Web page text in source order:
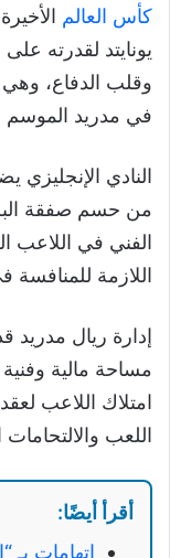
كأس العالم
يونايتد لقدرته
وقلب الدفاع، وهي
في مدريد الموسم
النادي
من حسم صفقة
الفني في اللاعب
اللازمة للمنافسة
إدارة ريال مدريد
مساحة مالية
امتلاك اللاعب
اللعب والالتحامات
أقرأ أيضًا:
اتهامات بـ